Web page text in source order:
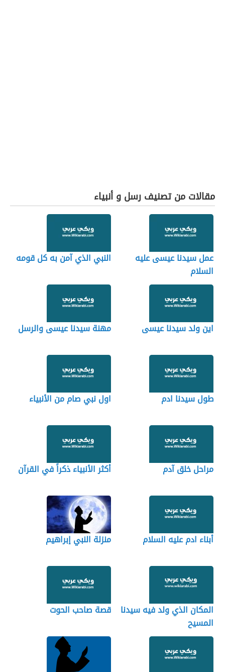
مقالات من تصنيف رسل و أنبياء
عمل سيدنا عيسى عليه
السلام
النبي الذي آمن به كل قومه
اين ولد سيدنا عيسى مهنة سيدنا عيسى والرسل
طول سيدنا ادم اول نبي صام من الأنبياء
مراحل خلق آدم أكثر الأنبياء ذكراً في القرآن
أبناء ادم عليه السلام منزلة النبي إبراهيم
المكان الذي ولد فيه سيدنا
المسيح
قصة صاحب الحوت